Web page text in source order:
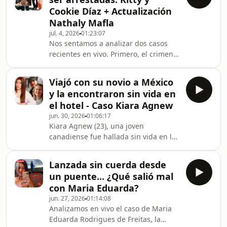
Mónica Sáenz, de 40 años, ocurrido
en Puebla, México, un caso que ha
conmocionado a todos porque
sucedió justo el día en que México
perdió contra Inglaterra: en un
ataque de rabia, su esposo la atacó
por no poder 'controlar'
Cookie Díaz + Actualización
Nathaly Mafla
jul. 4, 202601:23:07
Nos sentamos a analizar dos casos
recientes en vivo. Primero, el crimen
Texas, el 25 de junio de 2026, a plena
luz del día, y por el cual se ha
detenido a tres sospechosas: las
hermanas Amaya &quot;Cookie&quot;
Díaz y Kitty Mia Díaz, junto con una
amiga, Kyandra Renee Faz. En la
segunda parte, también analizamos
las decla
Viajó con su novio a México
y la encontraron sin vida en
el hotel - Caso Kiara Agnew
jun. 30, 202601:06:17
Kiara Agnew (23), una joven
canadiense fue hallada sin vida en la
marzo de 2023. La joven había viajado
para celebrar su cumpleaños con su
novio, Ryan Friesen. Y antes de que
todo sucediera, había dejado una
escalofriante advertencia en su diario
personal, que decía: "Si alguna vez
Lanzada sin cuerda desde
un puente... ¿Qué salió mal
con Maria Eduarda?
jun. 27, 202601:14:08
Analizamos en vivo el caso de Maria
Eduarda Rodrigues de Freitas, la